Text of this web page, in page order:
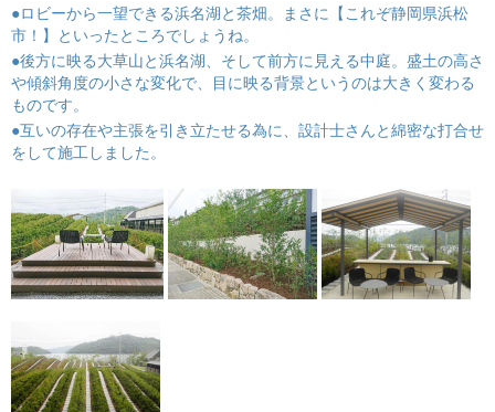
●ロビーから一望できる浜名湖と茶畑。まさに【これぞ静岡県浜松
市！】といったところでしょうね。
●後方に映る大草山と浜名湖、そして前方に見える中庭。盛土の高さ
や傾斜角度の小さな変化で、目に映る背景というのは大きく変わる
ものです。
●互いの存在や主張を引き立たせる為に、設計士さんと綿密な打合せ
をして施工しました。